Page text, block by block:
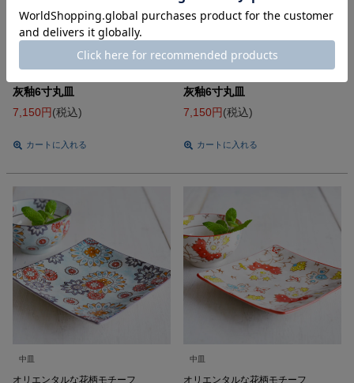
NEW 中皿
村越琢磨
灰釉6寸丸皿
7,150
税込
カートに入れる
店舗発送 NEW 中皿
村越琢磨
灰釉6寸丸皿
7,150
税込
カートに入れる
中皿
オリエンタルな花柄モチーフ
中皿
オリエンタルな花柄モチーフ